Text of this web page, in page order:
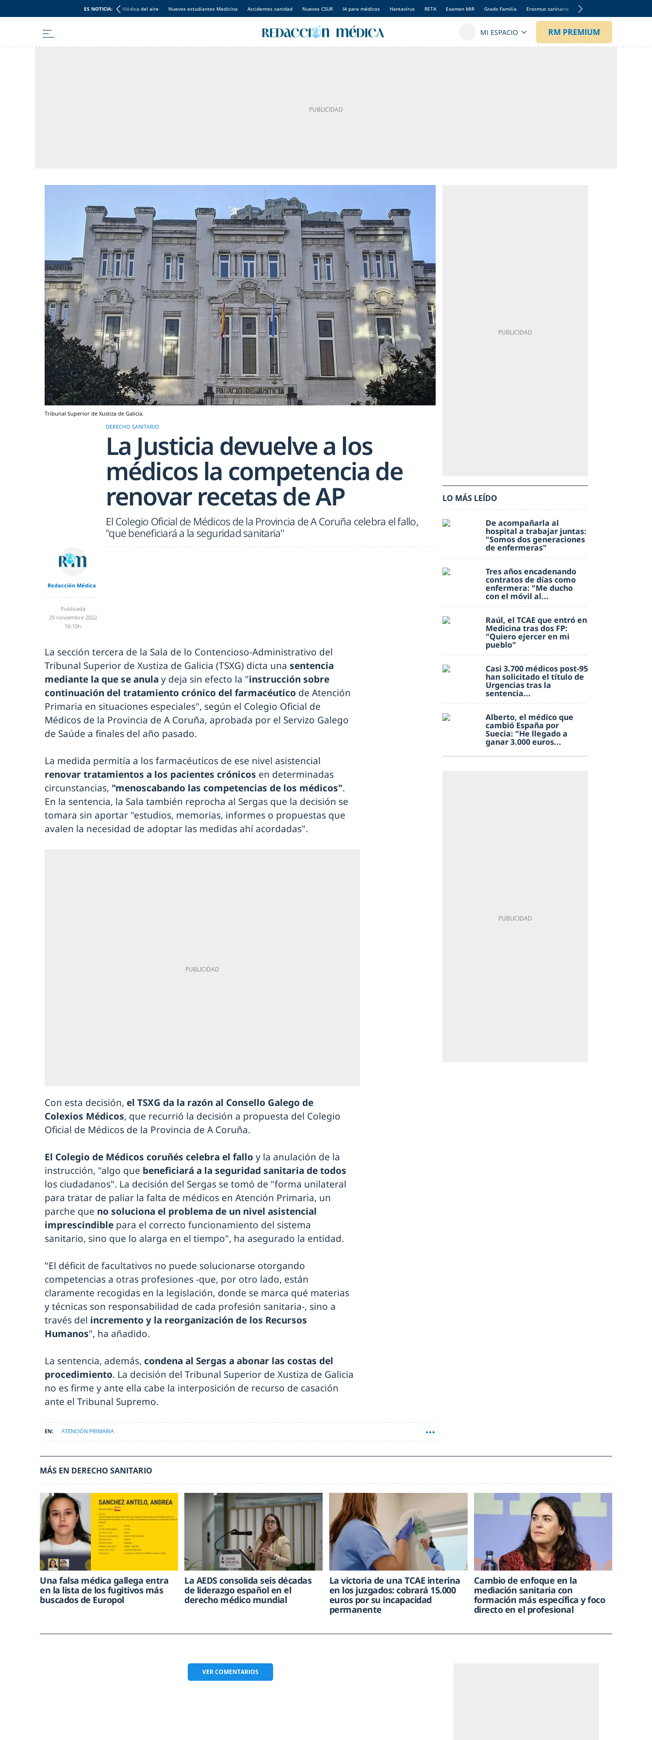
ES NOTICIA: Médica del aire Nuevos estudiantes Medicina Accidentes sanidad Nuevos CSUR IA para médicos Hantavirus RETA Examen MIR Grado Familia Erasmus sanitario
Tribunal Superior de Xustiza de Galicia.
DERECHO SANITARIO
La Justicia devuelve a los
médicos la competencia de
renovar recetas de AP
El Colegio Oficial de Médicos de la Provincia de A Coruña celebra el fallo,
"que beneficiará a la seguridad sanitaria"
Redacción Médica
Publicada
29 noviembre 2022
16:10h
La sección tercera de la Sala de lo Contencioso-Administrativo del
Tribunal Superior de Xustiza de Galicia (TSXG) dicta una sentencia
mediante la que se anula y deja sin efecto la "instrucción sobre
continuación del tratamiento crónico del farmacéutico de Atención
Primaria en situaciones especiales", según el Colegio Oficial de
Médicos de la Provincia de A Coruña, aprobada por el Servizo Galego
de Saúde a finales del año pasado.
La medida permitía a los farmacéuticos de ese nivel asistencial
renovar tratamientos a los pacientes crónicos en determinadas
circunstancias, "menoscabando las competencias de los médicos".
En la sentencia, la Sala también reprocha al Sergas que la decisión se
tomara sin aportar "estudios, memorias, informes o propuestas que
avalen la necesidad de adoptar las medidas ahí acordadas".
Con esta decisión, el TSXG da la razón al Consello Galego de
Colexios Médicos, que recurrió la decisión a propuesta del Colegio
Oficial de Médicos de la Provincia de A Coruña.
El Colegio de Médicos coruñés celebra el fallo y la anulación de la
instrucción, "algo que beneficiará a la seguridad sanitaria de todos
los ciudadanos". La decisión del Sergas se tomó de "forma unilateral
para tratar de paliar la falta de médicos en Atención Primaria, un
parche que no soluciona el problema de un nivel asistencial
imprescindible para el correcto funcionamiento del sistema
sanitario, sino que lo alarga en el tiempo", ha asegurado la entidad.
"El déficit de facultativos no puede solucionarse otorgando
competencias a otras profesiones -que, por otro lado, están
claramente recogidas en la legislación, donde se marca qué materias
y técnicas son responsabilidad de cada profesión sanitaria-, sino a
través del incremento y la reorganización de los Recursos
Humanos", ha añadido.
La sentencia, además, condena al Sergas a abonar las costas del
procedimiento. La decisión del Tribunal Superior de Xustiza de Galicia
no es firme y ante ella cabe la interposición de recurso de casación
ante el Tribunal Supremo.
ATENCIÓN PRIMARIA
LO MÁS LEÍDO
De acompañarla al
hospital a trabajar juntas:
"Somos dos generaciones
de enfermeras"
Tres años encadenando
contratos de días como
enfermera: "Me ducho
con el móvil al...
Raúl, el TCAE que entró en
Medicina tras dos FP:
"Quiero ejercer en mi
pueblo"
Casi 3.700 médicos post-95
han solicitado el título de
Urgencias tras la
sentencia...
Alberto, el médico que
cambió España por
Suecia: "He llegado a
ganar 3.000 euros...
MÁS EN DERECHO SANITARIO
Una falsa médica gallega entra
en la lista de los fugitivos más
buscados de Europol
La AEDS consolida seis décadas
de liderazgo español en el
derecho médico mundial
La victoria de una TCAE interina
en los juzgados: cobrará 15.000
euros por su incapacidad
permanente
Cambio de enfoque en la
mediación sanitaria con
formación más específica y foco
directo en el profesional
VERCOMENTARIOS